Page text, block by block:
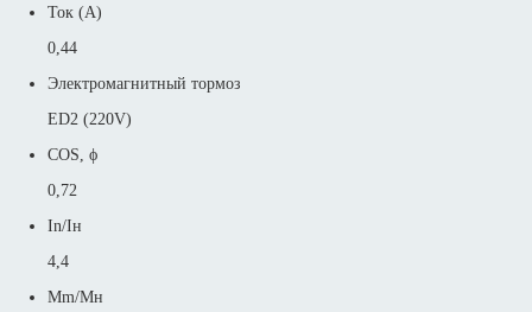
Ток (А)
0,44
Электромагнитный тормоз
ED2 (220V)
COS, ϕ
0,72
In/Iн
4,4
Mm/Mн